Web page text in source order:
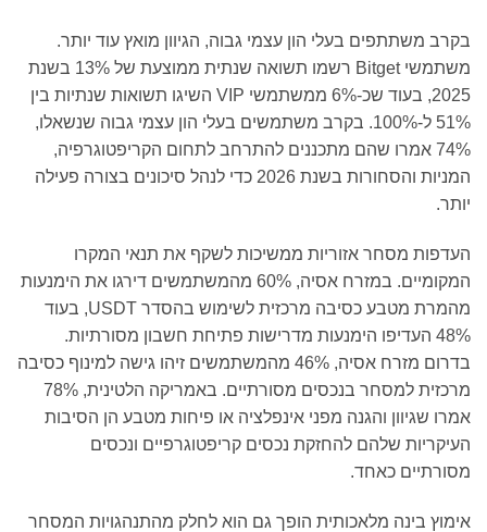
בעלי הון עצמי גבוה, הגיוון מואץ עוד יותר.
משתמשי Bitget רשמו תשואה שנתית ממוצעת של 13% בשנת
2025, בעוד שכ-6% ממשתמשי VIP השיגו תשואות שנתיות בין
51% ל-100%. בקרב משתמשים בעלי הון עצמי גבוה שנשאלו,
אמרו שהם מתכננים להתרחב לתחום הקריפטוגרפיה,
המניות והסחורות בשנת 2026 כדי לנהל סיכונים בצורה פעילה
מסחר אזוריות ממשיכות לשקף את תנאי המקרו
המקומיים. במזרח אסיה, 60% מהמשתמשים דירגו את הימנעות
מהמרת מטבע כסיבה מרכזית לשימוש בהסדר USDT, בעוד
העדיפו הימנעות מדרישות פתיחת חשבון מסורתיות.
בדרום מזרח אסיה, 46% מהמשתמשים זיהו גישה למינוף כסיבה
מרכזית למסחר בנכסים מסורתיים. באמריקה הלטינית, 78%
והגנה מפני אינפלציה או פיחות מטבע הן הסיבות
שלהם להחזקת נכסים קריפטוגרפיים ונכסים
כאחד.
מלאכותית הופך גם הוא לחלק מהתנהגויות המסחר